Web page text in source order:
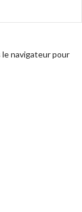
le navigateur pour